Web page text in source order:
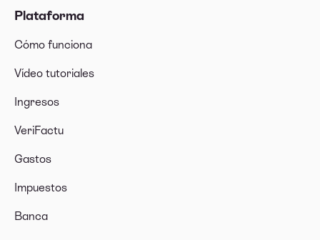
Plataforma
Cómo funciona
Vídeo tutoriales
Ingresos
VeriFactu
Gastos
Impuestos
Banca